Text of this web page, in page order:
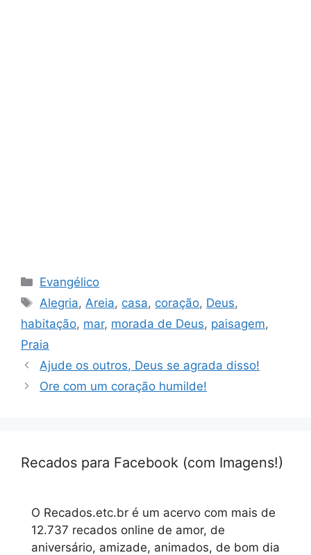
Categorias
Evangélico
Tags
Alegria, Areia, casa, coração, Deus,
habitação, mar, morada de Deus, paisagem,
Praia
Ajude os outros, Deus se agrada disso!
Ore com um coração humilde!
Recados para Facebook (com Imagens!)
O Recados.etc.br é um acervo com mais de
12.737 recados online de amor, de
aniversário, amizade, animados, de bom dia